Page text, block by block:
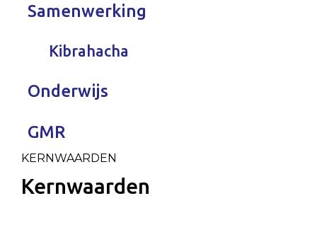
Samenwerking
Kibrahacha
Onderwijs
GMR
KERNWAARDEN
Kernwaarden